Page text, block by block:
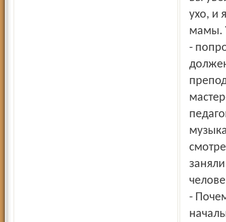
ухо, и
мамы.
-
-